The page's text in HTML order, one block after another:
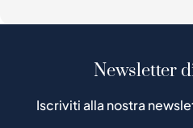
Newsletter
Iscriviti alla nostra